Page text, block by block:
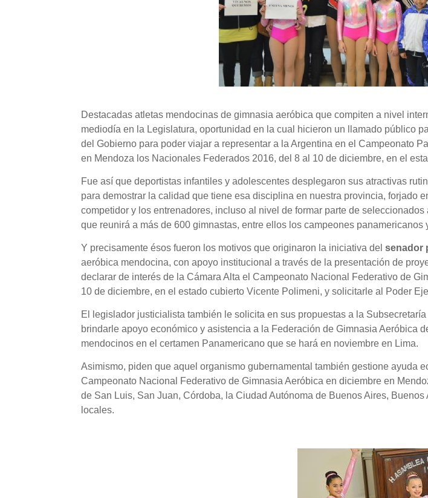
Destacadas atletas mendocinas de gimnasia aeróbica que compiten a nivel
mediodía en la Legislatura, oportunidad en la cual hicieron un llamado público
del Gobierno para poder viajar a representar a la Argentina en el Campeonato
en Mendoza los Nacionales Federados 2016, del 8 al 10 de diciembre, en el
Fue así que deportistas infantiles y adolescentes desplegaron sus atractivas
para demostrar la calidad que tiene esa disciplina en nuestra provincia, forjado
competidor y los entrenadores, incluso al nivel de formar parte de
que reunirá a más de 600 gimnastas, entre ellos los campeones
Y precisamente ésos fueron los motivos que originaron la iniciativa delsenador
aeróbica mendocina, con apoyo institucional a través de la presentación de
declarar de interés de la Cámara Alta el Campeonato Nacional Federativo de
10 de diciembre, en el estado cubierto Vicente Polimeni, y solicitarle al Poder
El legislador justicialista también le solicita en sus propuestas a la
brindarle apoyo económico y asistencia a la Federación de Gimnasia Aeróbica
mendocinos en el certamen Panamericano que se hará en noviembre en Lima.
Asimismo, piden que aquel organismo gubernamental también gestione ayuda
Campeonato Nacional Federativo de Gimnasia Aeróbica en diciembre en
de San Luis, San Juan, Córdoba, la Ciudad Autónoma de Buenos Aires,
locales.